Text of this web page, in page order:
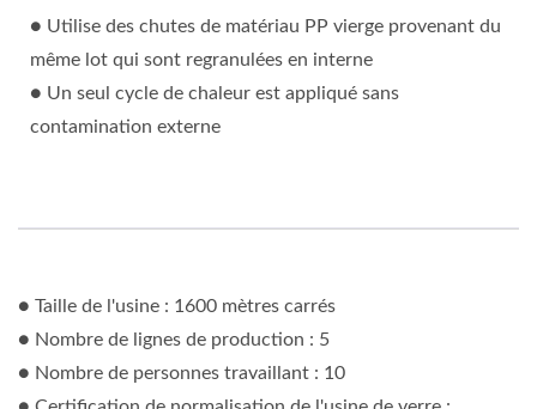
● Utilise des chutes de matériau PP vierge provenant du
même lot qui sont regranulées en interne
● Un seul cycle de chaleur est appliqué sans
contamination externe
● Taille de l'usine : 1600 mètres carrés
● Nombre de lignes de production : 5
● Nombre de personnes travaillant : 10